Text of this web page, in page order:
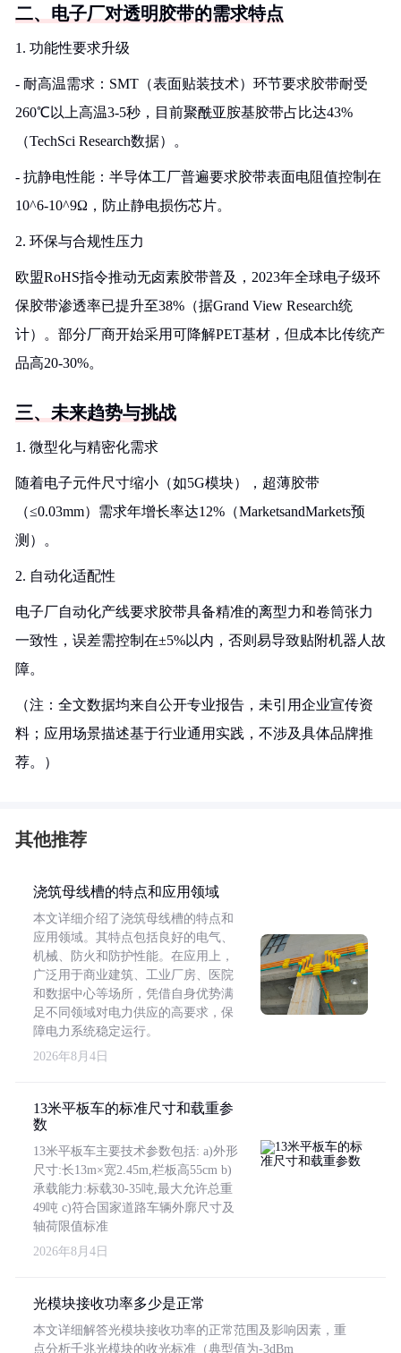
二、电子厂对透明胶带的需求特点
1. 功能性要求升级
- 耐高温需求：SMT（表面贴装技术）环节要求胶带耐受
260℃以上高温3-5秒，目前聚酰亚胺基胶带占比达43%
（TechSci Research数据）。
- 抗静电性能：半导体工厂普遍要求胶带表面电阻值控制在
10^6-10^9Ω，防止静电损伤芯片。
2. 环保与合规性压力
欧盟RoHS指令推动无卤素胶带普及，2023年全球电子级环
保胶带渗透率已提升至38%（据Grand View Research统
计）。部分厂商开始采用可降解PET基材，但成本比传统产
品高20-30%。
三、未来趋势与挑战
1. 微型化与精密化需求
随着电子元件尺寸缩小（如5G模块），超薄胶带
（≤0.03mm）需求年增长率达12%（MarketsandMarkets预
测）。
2. 自动化适配性
电子厂自动化产线要求胶带具备精准的离型力和卷筒张力
一致性，误差需控制在±5%以内，否则易导致贴附机器人故
障。
（注：全文数据均来自公开专业报告，未引用企业宣传资
料；应用场景描述基于行业通用实践，不涉及具体品牌推
荐。）
其他推荐
浇筑母线槽的特点和应用领域
本文详细介绍了浇筑母线槽的特点和
应用领域。其特点包括良好的电气、
机械、防火和防护性能。在应用上，
广泛用于商业建筑、工业厂房、医院
和数据中心等场所，凭借自身优势满
足不同领域对电力供应的高要求，保
障电力系统稳定运行。
2026年8月4日
13米平板车的标准尺寸和载重参
数
13米平板车主要技术参数包括: a)外形
尺寸:长13m×宽2.45m,栏板高55cm b)
承载能力:标载30-35吨,最大允许总重
49吨 c)符合国家道路车辆外廓尺寸及
轴荷限值标准
2026年8月4日
光模块接收功率多少是正常
本文详细解答光模块接收功率的正常范围及影响因素，重
点分析千兆光模块的收光标准（典型值为-3dBm